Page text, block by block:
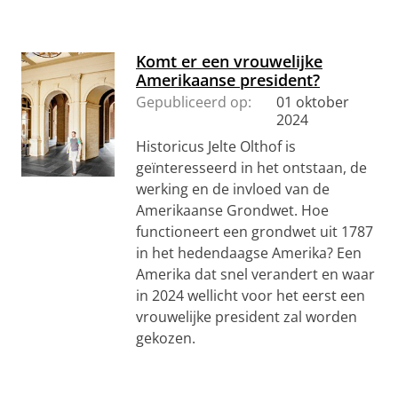
Komt er een vrouwelijke
Amerikaanse president?
Gepubliceerd op:
01 oktober
2024
Historicus Jelte Olthof is
geïnteresseerd in het ontstaan, de
werking en de invloed van de
Amerikaanse Grondwet. Hoe
functioneert een grondwet uit 1787
in het hedendaagse Amerika? Een
Amerika dat snel verandert en waar
in 2024 wellicht voor het eerst een
vrouwelijke president zal worden
gekozen.